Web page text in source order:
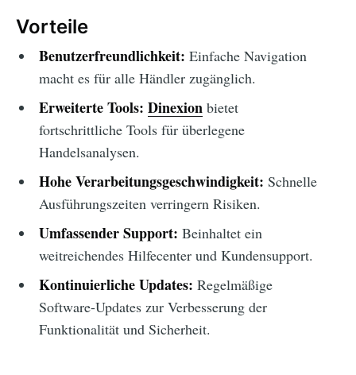
Vorteile
Benutzerfreundlichkeit: Einfache Navigation
macht es für alle Händler zugänglich.
Erweiterte Tools: Dinexionbietet
fortschrittliche Tools für überlegene
Handelsanalysen.
Hohe Verarbeitungsgeschwindigkeit: Schnelle
Ausführungszeiten verringern Risiken.
Umfassender Support: Beinhaltet ein
weitreichendes Hilfecenter und Kundensupport.
Kontinuierliche Updates: Regelmäßige
Software-Updates zur Verbesserung der
Funktionalität und Sicherheit.